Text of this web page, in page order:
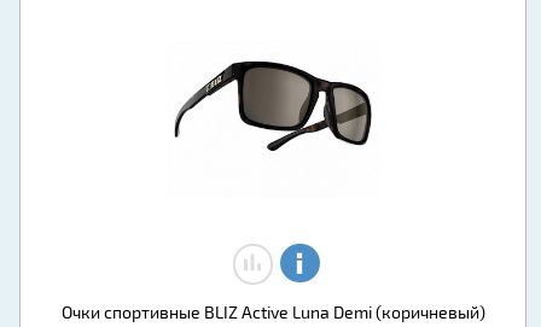
Очки спортивные BLIZ Active Luna Demi (коричневый)